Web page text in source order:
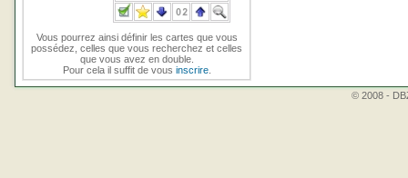
Vous pourrez ainsi définir les cartes que vous
possédez, celles que vous recherchez et celles
que vous avez en double.
Pour cela il suffit de vous inscrire.
© 2008 -